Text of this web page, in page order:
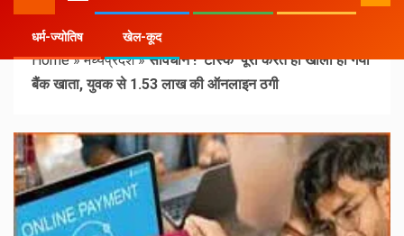
धर्म-ज्योतिष खेल-कूद
Home»मध्यप्रदेश»सावधान ! ‘टास्क’ पूरा करते ही खाली हो गया
बैंक खाता, युवक से 1.53 लाख की ऑनलाइन ठगी